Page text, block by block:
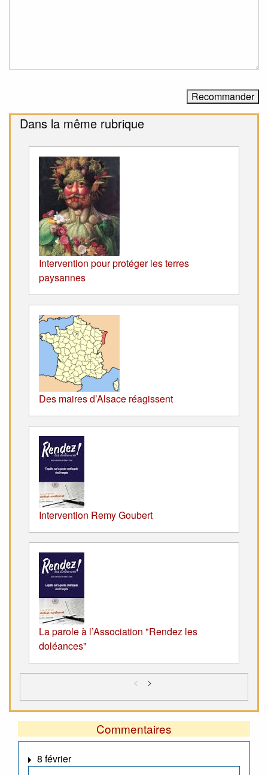
Dans la même rubrique
Intervention pour protéger les terres
paysannes
Des maires d’Alsace réagissent
Intervention Remy Goubert
La parole à l’Association "Rendez les
doléances"
< >
Commentaires
8 février